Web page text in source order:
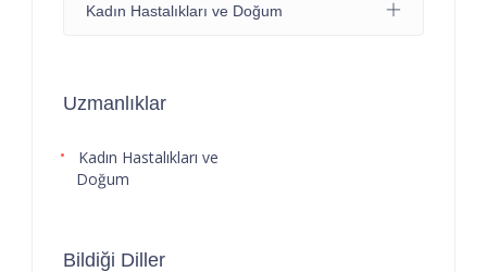
Kadın Hastalıkları ve Doğum
Uzmanlıklar
Kadın Hastalıkları ve
Doğum
Bildiği Diller